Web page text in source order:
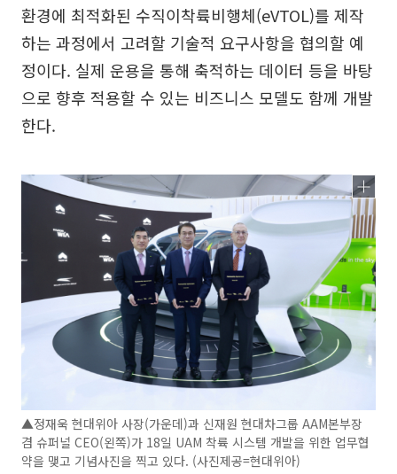
환경에 최적화된 수직이착륙비행체(eVTOL)를 제작
하는 과정에서 고려할 기술적 요구사항을 협의할 예
정이다. 실제 운용을 통해 축적하는 데이터 등을 바탕
으로 향후 적용할 수 있는 비즈니스 모델도 함께 개발
한다.
▲정재욱 현대위아 사장(가운데)과 신재원 현대차그룹 AAM본부장
겸 슈퍼널 CEO(왼쪽)가 18일 UAM 착륙 시스템 개발을 위한 업무협
약을 맺고 기념사진을 찍고 있다. (사진제공=현대위아)